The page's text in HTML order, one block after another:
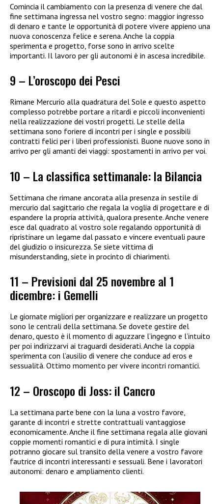
Comincia il cambiamento con la presenza di venere che dal
fine settimana ingressa nel vostro segno: maggior ingresso
di denaro e tante le opportunità di potere vivere appieno una
nuova conoscenza felice e serena. Anche la coppia
sperimenta e progetto, forse sono in arrivo scelte
importanti. Il lavoro per gli autonomi è in ascesa incredibile.
9 – L’oroscopo dei Pesci
Rimane Mercurio alla quadratura del Sole e questo aspetto
complesso potrebbe portare a ritardi e piccoli inconvenienti
nella realizzazione dei vostri progetti. Le stelle della
settimana sono foriere di incontri per i single e possibili
contratti felici per i liberi professionisti. Buone nuove sono in
arrivo per gli amanti dei viaggi: spostamenti in arrivo per voi.
10 – La classifica settimanale: la Bilancia
Settimana che rimane ancorata alla presenza in sestile di
mercurio dal sagittario che regala la voglia di progettare e di
espandere la propria attività, qualora presente. Anche venere
esce dal quadrato al vostro sole regalando opportunità di
ripristinare un legame dal passato e vincere eventuali paure
del giudizio o insicurezza. Se siete vittima di
misunderstanding, siete in procinto di chiarimenti.
11 – Previsioni dal 25 novembre al 1
dicembre: i Gemelli
Le giornate migliori per organizzare e realizzare un progetto
sono le centrali della settimana. Se dovete gestire del
denaro, questo è il momento di aguzzare l’ingegno e l’intuito
per poi indirizzarvi ai traguardi desiderati. Anche la coppia
sperimenta con l’ausilio di venere che conduce ad eros e
sessualità. Ottimo momento per vivere incontri romantici.
12 – Oroscopo di Joss: il Cancro
La settimana parte bene con la luna a vostro favore,
garante di incontri e strette contrattuali vantaggiose
economicamente. Anche il fine settimana regala alle giovani
coppie momenti romantici e di pura intimità. I single
potranno giocare sul transito della venere a vostro favore
fautrice di incontri interessanti e sessuali. Bene i lavoratori
autonomi: denaro e ampliamento clienti.